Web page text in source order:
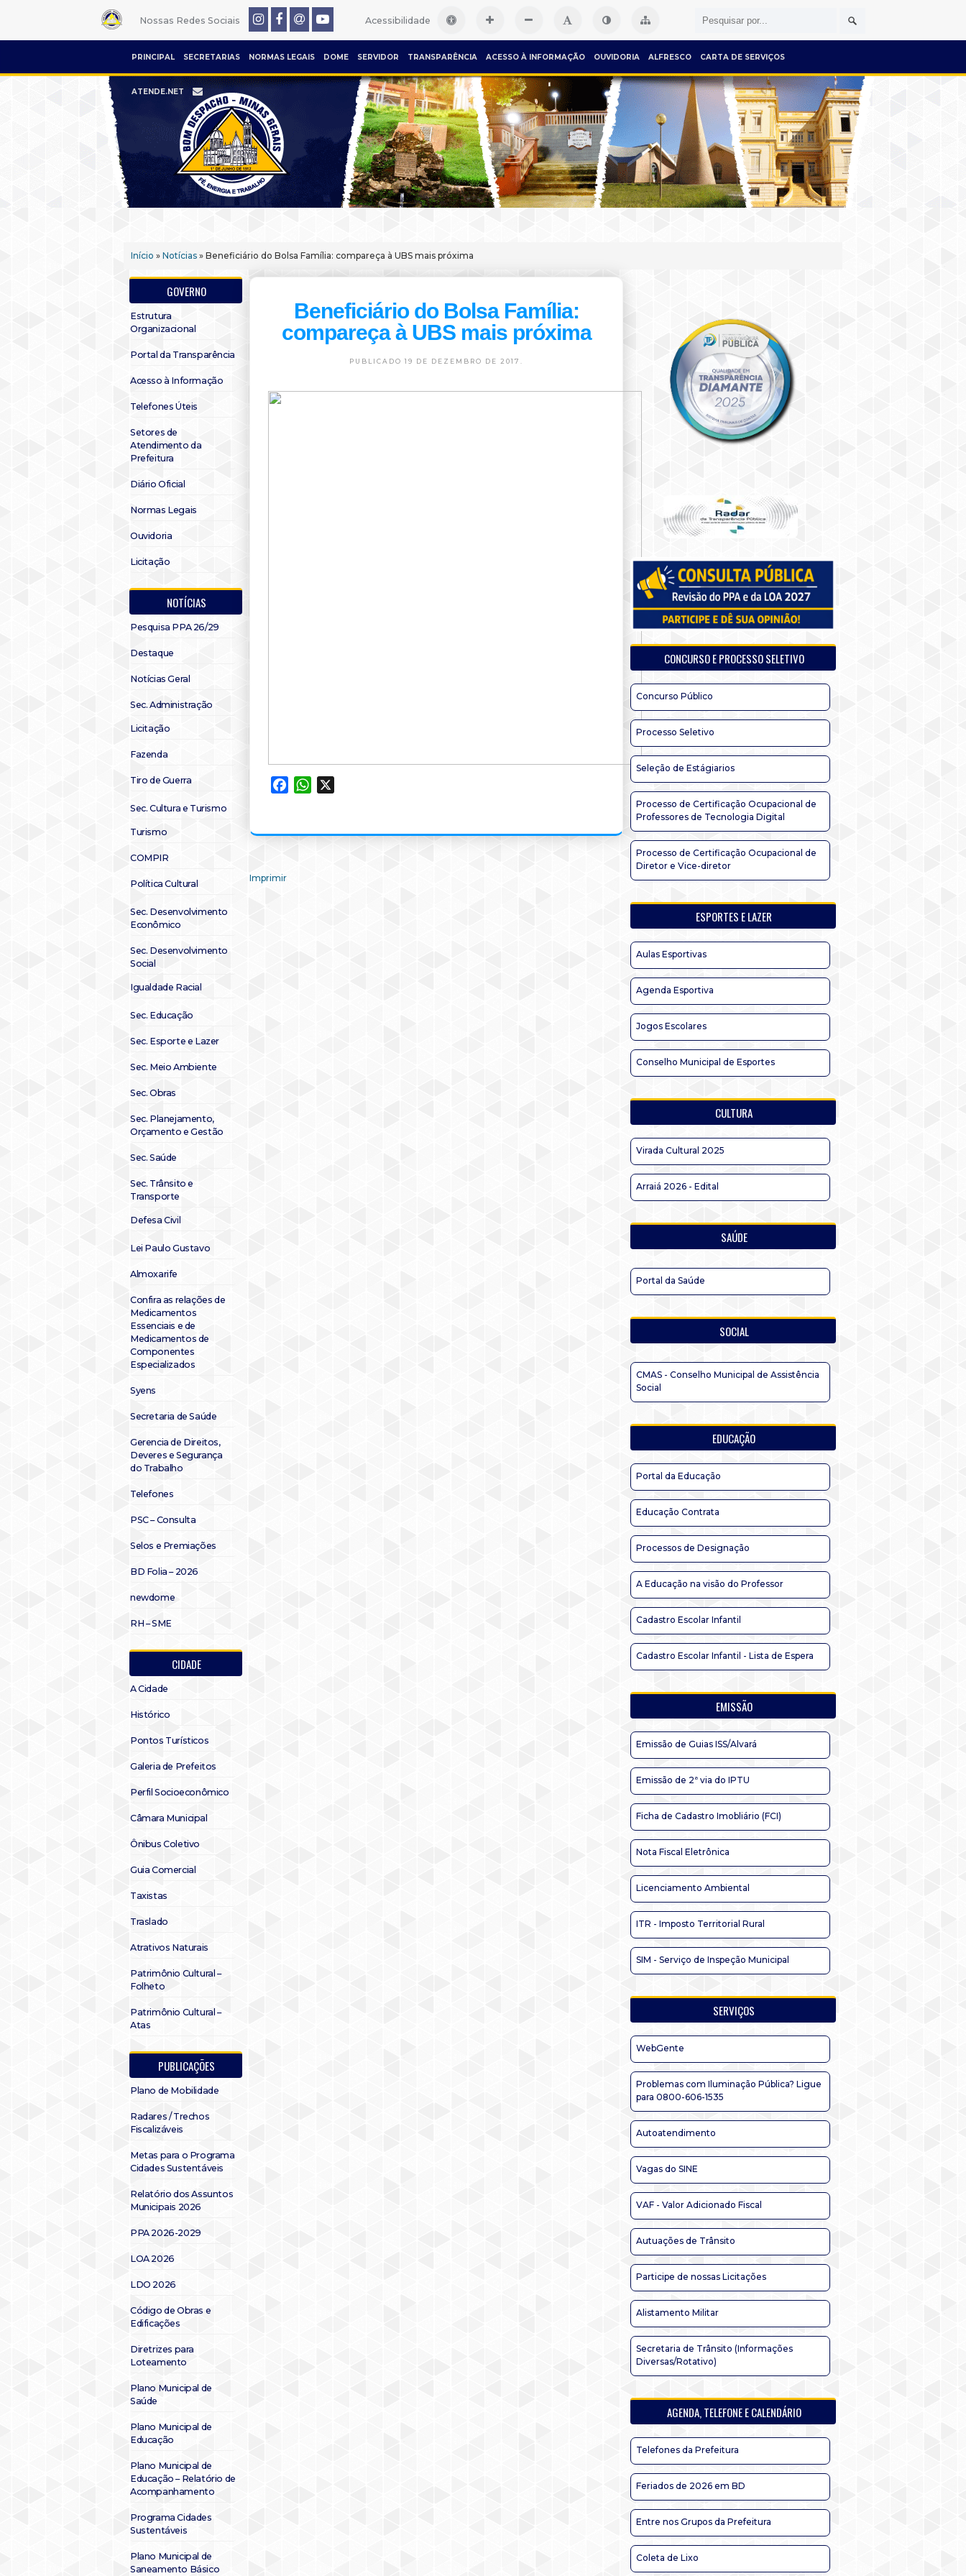
Nossas Redes Sociais Acessibilidade
PRINCIPAL SECRETARIAS NORMAS LEGAIS DOME SERVIDOR TRANSPARÊNCIA ACESSO À INFORMAÇÃO OUVIDORIA ALFRESCO CARTA DE SERVIÇOS
ATENDE.NET
Início » Notícias » Beneficiário do Bolsa Família: compareça à UBS mais próxima
GOVERNO
Estrutura
Organizacional
Portal da Transparência
Acesso à Informação
Telefones Úteis
Setores de
Atendimento da
Prefeitura
Diário Oficial
Normas Legais
Ouvidoria
Licitação
NOTÍCIAS
Pesquisa PPA 26/29
Destaque
Notícias Geral
Sec. Administração
Licitação
Fazenda
Tiro de Guerra
Sec. Cultura e Turismo
Turismo
COMPIR
Política Cultural
Sec. Desenvolvimento
Econômico
Sec. Desenvolvimento
Social
Igualdade Racial
Sec. Educação
Sec. Esporte e Lazer
Sec. Meio Ambiente
Sec. Obras
Sec. Planejamento,
Orçamento e Gestão
Sec. Saúde
Sec. Trânsito e
Transporte
Defesa Civil
Lei Paulo Gustavo
Almoxarife
Confira as relações de
Medicamentos
Essenciais e de
Medicamentos de
Componentes
Especializados
Syens
Secretaria de Saúde
Gerencia de Direitos,
Deveres e Segurança
do Trabalho
Telefones
PSC – Consulta
Selos e Premiações
BD Folia – 2026
newdome
RH – SME
CIDADE
A Cidade
Histórico
Pontos Turísticos
Galeria de Prefeitos
Perfil Socioeconômico
Câmara Municipal
Ônibus Coletivo
Guia Comercial
Taxistas
Traslado
Atrativos Naturais
Patrimônio Cultural –
Folheto
Patrimônio Cultural –
Atas
PUBLICAÇÕES
Plano de Mobilidade
Radares / Trechos
Fiscalizáveis
Metas para o Programa
Cidades Sustentáveis
Relatório dos Assuntos
Municipais 2026
PPA 2026-2029
LOA 2026
LDO 2026
Código de Obras e
Edificações
Diretrizes para
Loteamento
Plano Municipal de
Saúde
Plano Municipal de
Educação
Plano Municipal de
Educação – Relatório de
Acompanhamento
Programa Cidades
Sustentáveis
Plano Municipal de
Saneamento Básico
Beneficiário do Bolsa Família:
compareça à UBS mais próxima
PUBLICADO 19 DE DEZEMBRO DE 2017.
FacebookWhatsApp
Imprimir
CONCURSO E PROCESSO SELETIVO
Concurso Público
Processo Seletivo
Seleção de Estágiarios
Processo de Certificação Ocupacional de
Professores de Tecnologia Digital
Processo de Certificação Ocupacional de
Diretor e Vice-diretor
ESPORTES E LAZER
Aulas Esportivas
Agenda Esportiva
Jogos Escolares
Conselho Municipal de Esportes
CULTURA
Virada Cultural 2025
Arraiá 2026 - Edital
SAÚDE
Portal da Saúde
SOCIAL
CMAS - Conselho Municipal de Assistência
Social
EDUCAÇÃO
Portal da Educação
Educação Contrata
Processos de Designação
A Educação na visão do Professor
Cadastro Escolar Infantil
Cadastro Escolar Infantil - Lista de Espera
EMISSÃO
Emissão de Guias ISS/Alvará
Emissão de 2ª via do IPTU
Ficha de Cadastro Imobliário (FCI)
Nota Fiscal Eletrônica
Licenciamento Ambiental
ITR - Imposto Territorial Rural
SIM - Serviço de Inspeção Municipal
SERVIÇOS
WebGente
Problemas com Iluminação Pública? Ligue
para 0800-606-1535
Autoatendimento
Vagas do SINE
VAF - Valor Adicionado Fiscal
Autuações de Trânsito
Participe de nossas Licitações
Alistamento Militar
Secretaria de Trânsito (Informações
Diversas/Rotativo)
AGENDA, TELEFONE E CALENDÁRIO
Telefones da Prefeitura
Feriados de 2026 em BD
Entre nos Grupos da Prefeitura
Coleta de Lixo